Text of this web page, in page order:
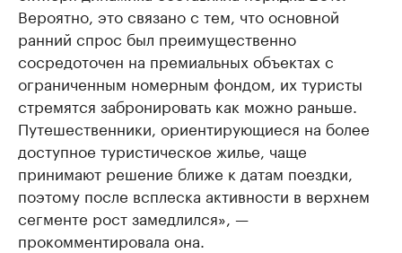
Вероятно, это связано с тем, что основной
ранний спрос был преимущественно
сосредоточен на премиальных объектах с
ограниченным номерным фондом, их туристы
стремятся забронировать как можно раньше.
Путешественники, ориентирующиеся на более
доступное туристическое жилье, чаще
принимают решение ближе к датам поездки,
поэтому после всплеска активности в верхнем
сегменте рост замедлился», —
прокомментировала она.